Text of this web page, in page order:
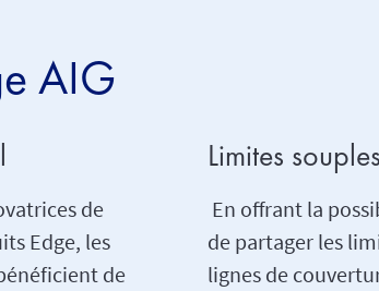
AIG
de
Edge, les
de
Limites souples
En offrant la
de partager les
lignes de